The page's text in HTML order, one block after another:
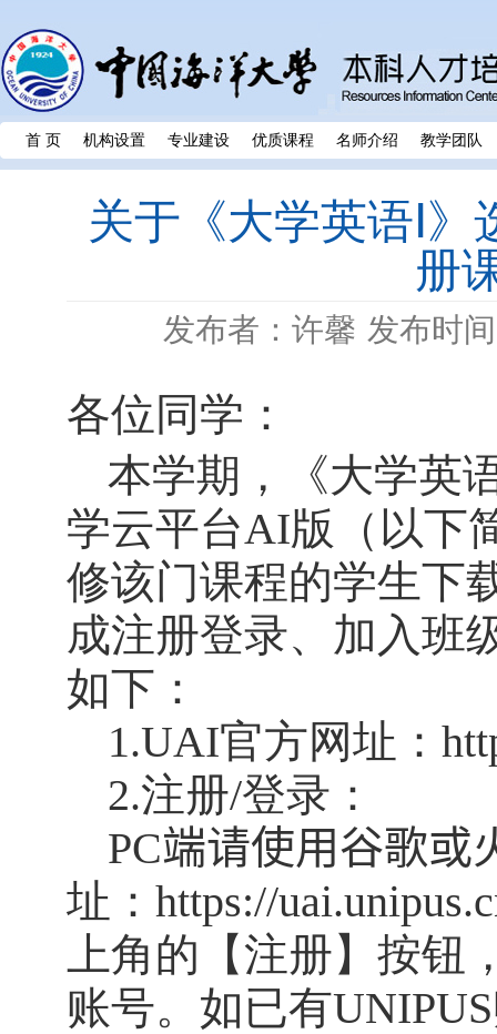
首 页 机构设置 专业建设 优质课程 名师介绍 教学团队
关于《大学英语Ⅰ
册
发布者：许馨 发布时
各位同学：
本学期，《大学英
学云平台AI版（以下
修该门课程的学生下
成注册登录、加入班
如下：
1.UAI官方网址：
2.注册/登录：
PC端请使用谷歌或
址： https://
上角的【注册】按钮
账号。如已有UNIPUS